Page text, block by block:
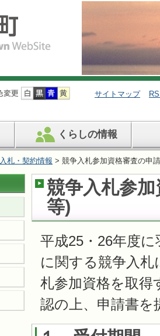
サイトマップ
くらしの情報
入札・契約情報 > 競争入札参加資格審査の申
競争入札参
等)
平成25・26年度
に関する競争入
札参加資格を取得
認の上、申請書